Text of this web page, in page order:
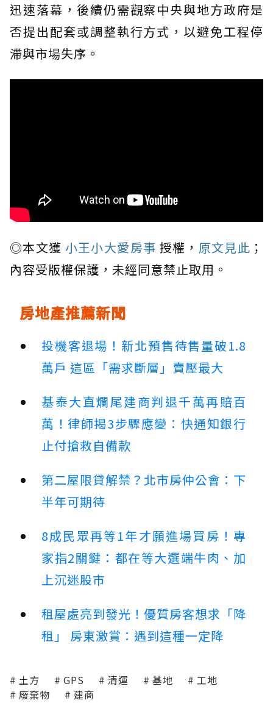
迅速落幕，後續仍需觀察中央與地方政府是
否提出配套或調整執行方式，以避免工程停
滯與市場失序。
◎本文獲 小王小大愛房事 授權， 原文見此 ；
內容受版權保護，未經同意禁止取用。
房地產推薦新聞
投機客退場！新北預售待售量破1.8
萬戶 這區「需求斷層」賣壓最大
基泰大直爛尾建商判退千萬再賠百
萬！律師揭3步驟應變：快通知銀行
止付搶救自備款
第二屋限貸解禁？北市房仲公會：下
半年可期待
8成民眾再等1年才願進場買房！專
家指2關鍵：都在等大選端牛肉、加
上沉迷股市
租屋處亮到發光！優質房客想求「降
租」 房東激賞：遇到這種一定降
土方 GPS 清運 基地
工地
廢棄物
建商